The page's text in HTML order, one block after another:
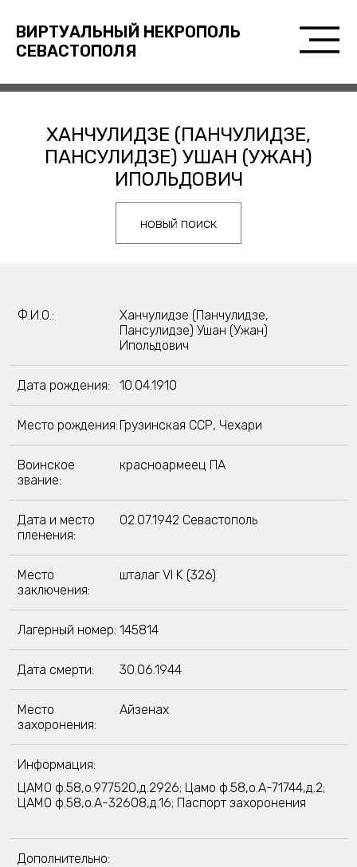
ВИРТУАЛЬНЫЙ НЕКРОПОЛЬ
СЕВАСТОПОЛЯ
ХАНЧУЛИДЗЕ (ПАНЧУЛИДЗЕ,
ПАНСУЛИДЗЕ) УШАН (УЖАН)
ИПОЛЬДОВИЧ
новый поиск
Ф.И.О.:
Ханчулидзе (Панчулидзе,
Пансулидзе) Ушан (Ужан)
Ипольдович
Дата рождения: 10.04.1910
Место рождения: Грузинская ССР, Чехари
Воинское
звание:
красноармеец ПА
Дата и место
пленения:
02.07.1942 Севастополь
Место
заключения:
шталаг VI K (326)
Лагерный номер: 145814
Дата смерти: 30.06.1944
Место
захоронения:
Айзенах
Информация:
ЦАМО ф.58,о.977520,д.2926; Цамо ф.58,о.A-71744,д.2;
ЦАМО ф.58,о.А-32608,д.16; Паспорт захоронения
Дополнительно: